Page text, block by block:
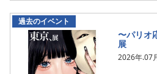
過去のイベント
〜パリオ
展
2026年.07